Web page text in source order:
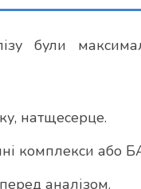
були
натщесерце.
комплекси або
аналізом.